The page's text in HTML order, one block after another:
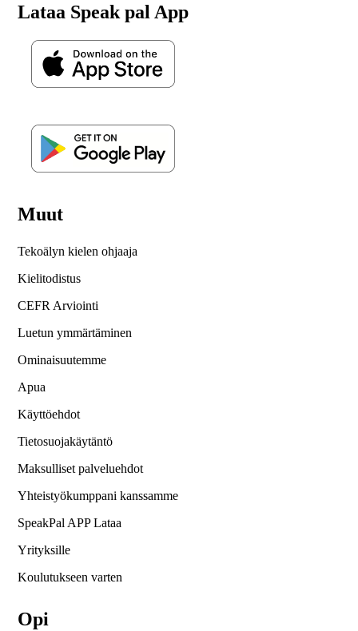
Lataa Speak pal App
Muut
Tekoälyn kielen ohjaaja
Kielitodistus
CEFR Arviointi
Luetun ymmärtäminen
Ominaisuutemme
Apua
Käyttöehdot
Tietosuojakäytäntö
Maksulliset palveluehdot
Yhteistyökumppani kanssamme
SpeakPal APP Lataa
Yrityksille
Koulutukseen varten
Opi